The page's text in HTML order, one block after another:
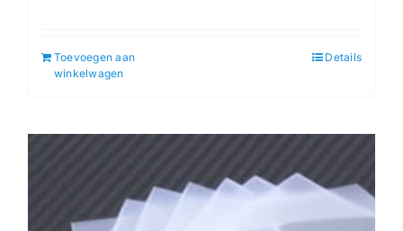
Toevoegen aan
winkelwagen
Details